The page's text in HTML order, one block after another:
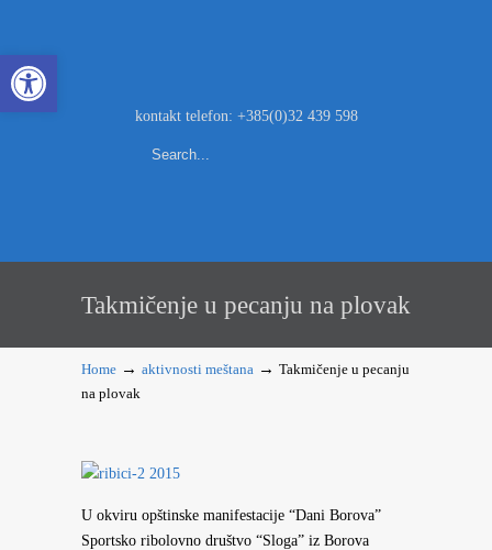
Open toolbar
kontakt telefon: +385(0)32 439 598
Takmičenje u pecanju na plovak
Home → aktivnosti meštana → Takmičenje u pecanju
na plovak
U okviru opštinske manifestacije “Dani Borova”
Sportsko ribolovno društvo “Sloga” iz Borova